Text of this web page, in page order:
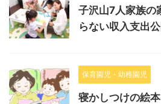
子沢山7人家族の
らない収入支出
保育園児・幼稚園児
寝かしつけの絵